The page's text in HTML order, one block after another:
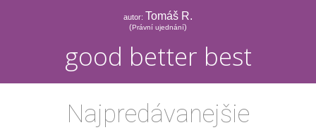
autor: Tomáš R.
(Právní ujednání)
good better best
Najpredávanejšie